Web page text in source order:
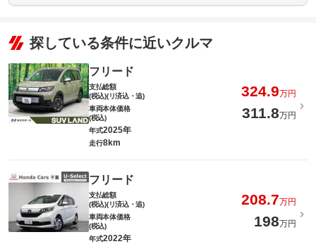
探している条件に近いクルマ
フリード
支払総額
(税込)(リ済込・追)
324.9万円
車両本体価格
(税込)
311.8万円
年式2025年
走行8km
フリード
支払総額
(税込)(リ済込・追)
208.7万円
車両本体価格
(税込)
198万円
年式2022年